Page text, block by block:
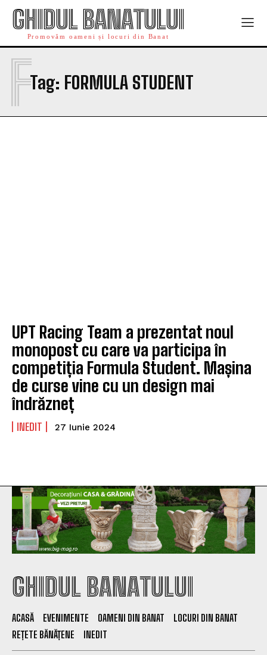
GHIDUL BANATULUI
Promovăm oameni și locuri din Banat
Tag: FORMULA STUDENT
F
UPT Racing Team a prezentat noul
monopost cu care va participa în
competiția Formula Student. Mașina
de curse vine cu un design mai
îndrăzneț
INEDIT 27 Iunie 2024
GHIDUL BANATULUI
ACASĂ EVENIMENTE OAMENI DIN BANAT
LOCURI DIN BANAT
REȚETE BĂNĂȚENE
INEDIT